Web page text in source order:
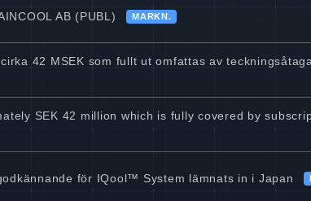
AB (PUBL) MARKN.
42 MSEK som fullt ut omfattas av
SEK 42 million which is fully covered by
för IQool™ System lämnats in i Japan